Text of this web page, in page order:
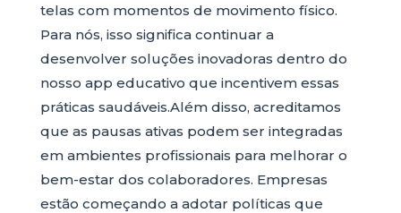
telas com momentos de movimento físico.
Para nós, isso significa continuar a
desenvolver soluções inovadoras dentro do
nosso app educativo que incentivem essas
práticas saudáveis.Além disso, acreditamos
que as pausas ativas podem ser integradas
em ambientes profissionais para melhorar o
bem-estar dos colaboradores. Empresas
estão começando a adotar políticas que